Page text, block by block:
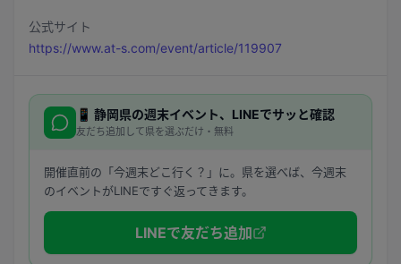
公式サイト
https://www.at-s.com/event/article/119907
📱 静岡県の週末イベント、LINEでサッと確認
友だち追加して県を選ぶだけ・無料
開催直前の「今週末どこ行く？」に。県を選べば、今週末
のイベントがLINEですぐ返ってきます。
LINEで友だち追加